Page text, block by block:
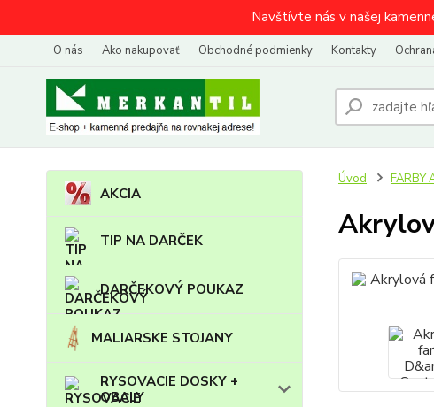
Navštívte nás v našej
O nás Ako nakupovať Obchodné podmienky Kontakty
AKCIA
TIP NA DARČEK
DARČEKOVÝ POUKAZ
MALIARSKE STOJANY
RYSOVACIE DOSKY +
OBALY
Úvod FARBY